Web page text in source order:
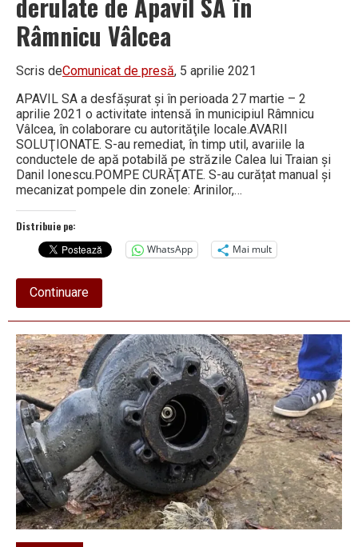
Râmnicu Vâlcea
Scris deComunicat de presă, 5 aprilie 2021
APAVIL SA a desfăşurat şi în perioada 27 martie – 2
aprilie 2021 o activitate intensă în municipiul Râmnicu
Vâlcea, în colaborare cu autorităţile locale.AVARII
SOLUŢIONATE. S-au remediat, în timp util, avariile la
conductele de apă potabilă pe străzile Calea lui Traian și
Danil Ionescu.POMPE CURĂŢATE. S-au curățat manual și
mecanizat pompele din zonele: Arinilor,…
Distribuie pe:
WhatsApp
Mai mult
Continuareabout
Situaţia
centralizată
lucrărilor
derulate
de
Apavil
SA
în
Râmnicu
Vâlcea